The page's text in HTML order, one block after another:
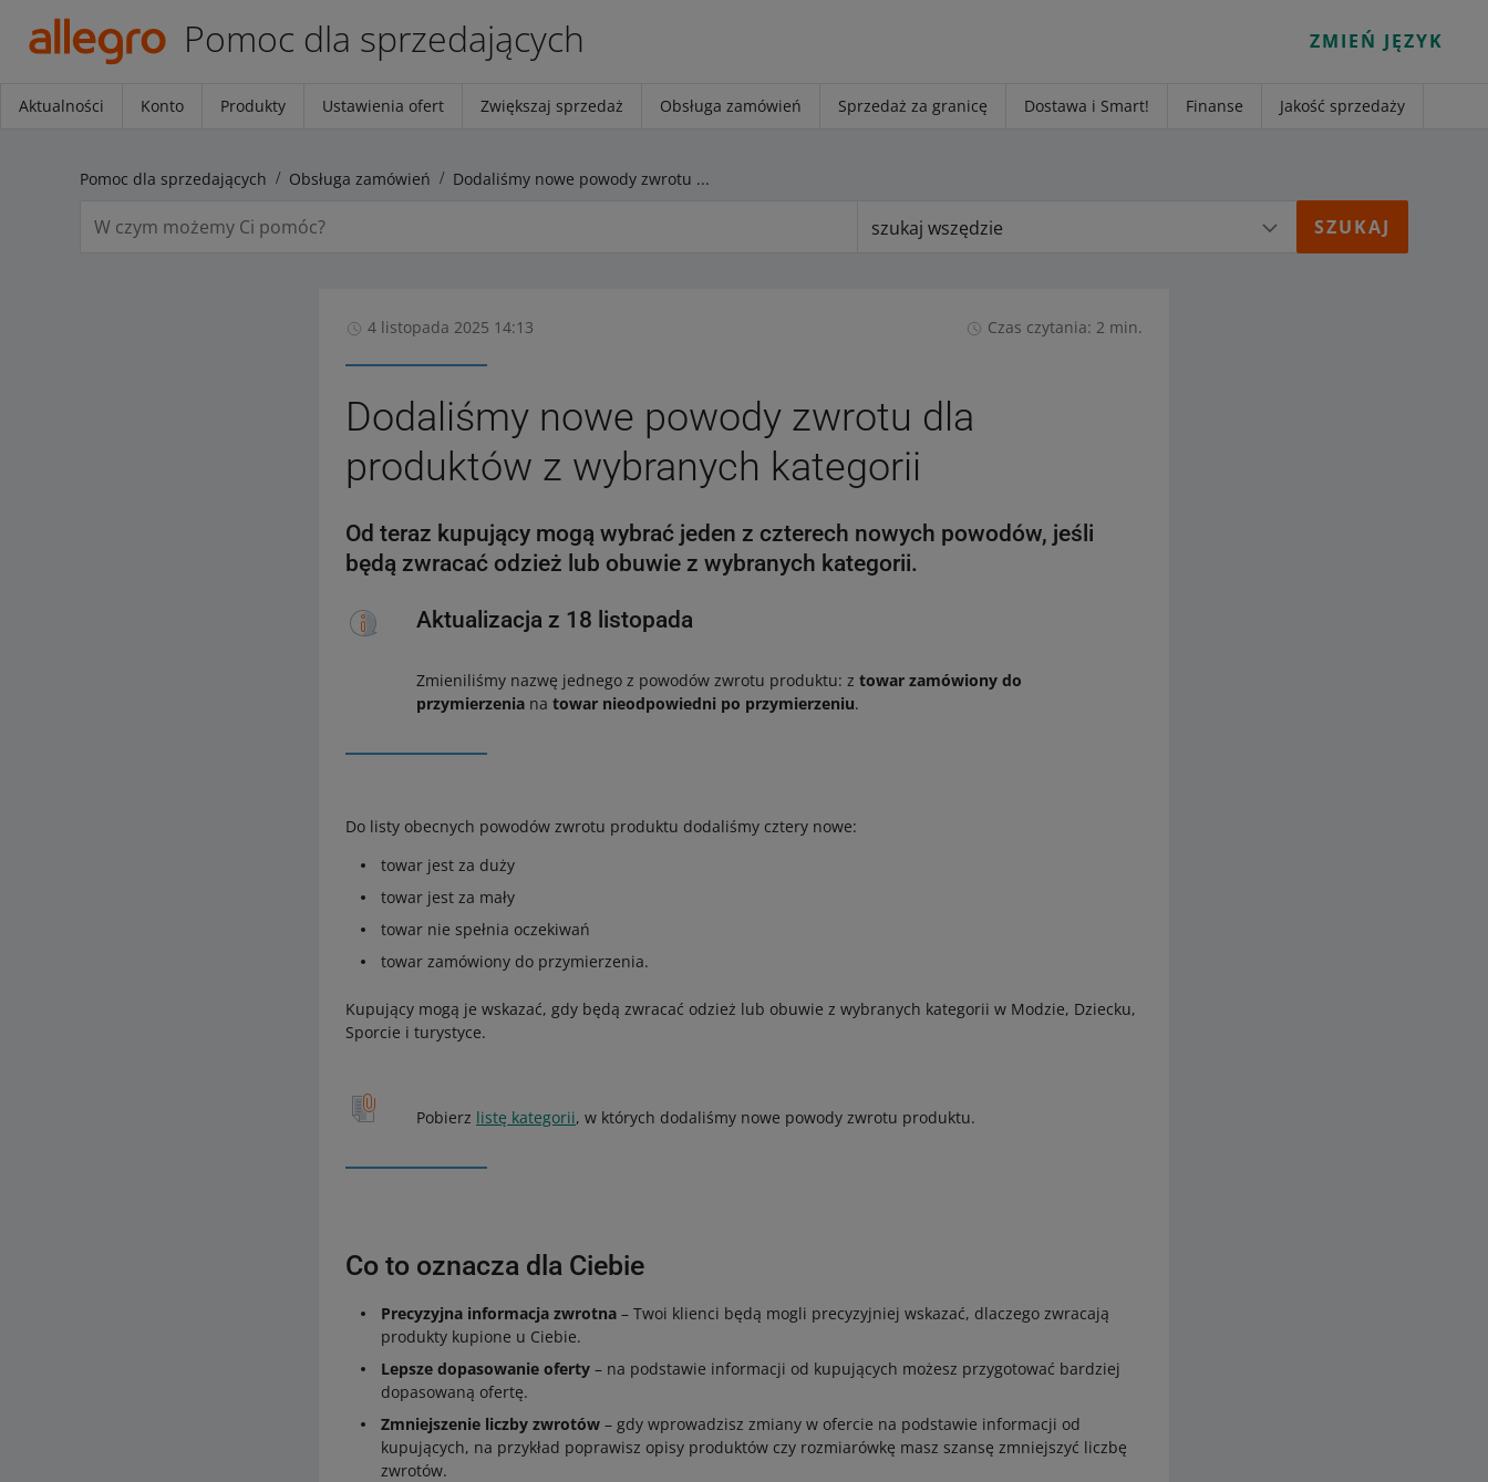
Pomoc dla sprzedających ZMIEŃ JĘZYK
Aktualności Konto Produkty Ustawienia ofert Zwiększaj sprzedaż Obsługa zamówień Sprzedaż za granicę Dostawa i Smart! Finanse Jakość sprzedaży
Pomoc dla sprzedających Obsługa zamówień Dodaliśmy nowe powody zwrotu dla produktów z wybranych kategorii
szukaj wszędzie
4 listopada 2025 14:13 Czas czytania: 2 min.
Dodaliśmy nowe powody zwrotu dla
produktów z wybranych kategorii
Od teraz kupujący mogą wybrać jeden z czterech nowych powodów, jeśli
będą zwracać odzież lub obuwie z wybranych kategorii.
Aktualizacja z 18 listopada
Zmieniliśmy nazwę jednego z powodów zwrotu produktu: z towar zamówiony do
przymierzenia na towar nieodpowiedni po przymierzeniu.
Do listy obecnych powodów zwrotu produktu dodaliśmy cztery nowe:
towar jest za duży
towar jest za mały
towar nie spełnia oczekiwań
towar zamówiony do przymierzenia.
Kupujący mogą je wskazać, gdy będą zwracać odzież lub obuwie z wybranych kategorii w Modzie, Dziecku,
Sporcie i turystyce.
Pobierz listę kategorii, w których dodaliśmy nowe powody zwrotu produktu.
Co to oznacza dla Ciebie
Precyzyjna informacja zwrotna – Twoi klienci będą mogli precyzyjniej wskazać, dlaczego zwracają
produkty kupione u Ciebie.
Lepsze dopasowanie oferty – na podstawie informacji od kupujących możesz przygotować bardziej
dopasowaną ofertę.
Zmniejszenie liczby zwrotów – gdy wprowadzisz zmiany w ofercie na podstawie informacji od
kupujących, na przykład poprawisz opisy produktów czy rozmiarówkę masz szansę zmniejszyć liczbę
zwrotów.